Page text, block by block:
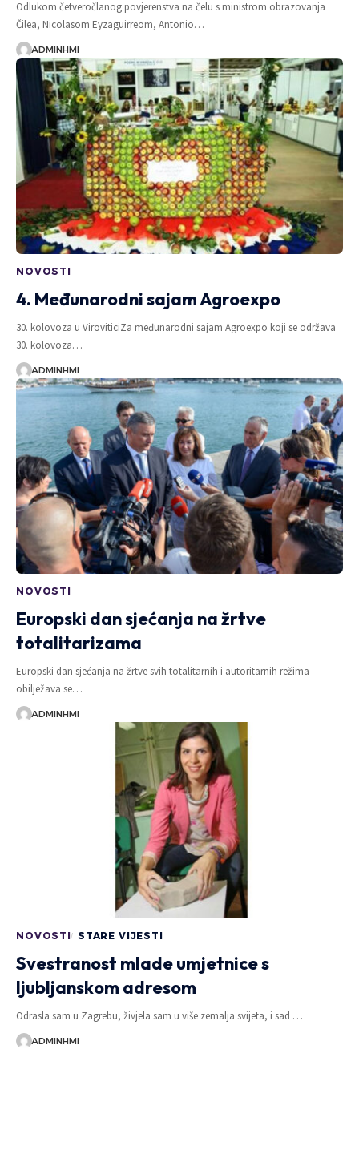
Odlukom četveročlanog povjerenstva na čelu s ministrom obrazovanja
Čilea, Nicolasom Eyzaguirreom, Antonio…
ADMINHMI
NOVOSTI
4. Međunarodni sajam Agroexpo
30. kolovoza u ViroviticiZa međunarodni sajam Agroexpo koji se održava
30. kolovoza…
ADMINHMI
NOVOSTI
Europski dan sjećanja na žrtve
totalitarizama
Europski dan sjećanja na žrtve svih totalitarnih i autoritarnih režima
obilježava se…
ADMINHMI
NOVOSTI STARE VIJESTI
Svestranost mlade umjetnice s
ljubljanskom adresom
Odrasla sam u Zagrebu, živjela sam u više zemalja svijeta, i sad …
ADMINHMI